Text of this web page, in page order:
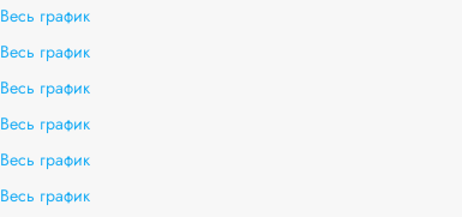
Весь график
Весь график
Весь график
Весь график
Весь график
Весь график